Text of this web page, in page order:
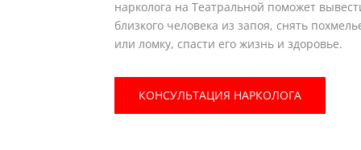
нарколога на Театральной поможет
близкого человека из запоя, снять
или ломку, спасти его жизнь и здоровье.
КОНСУЛЬТАЦИЯ НАРКОЛОГА